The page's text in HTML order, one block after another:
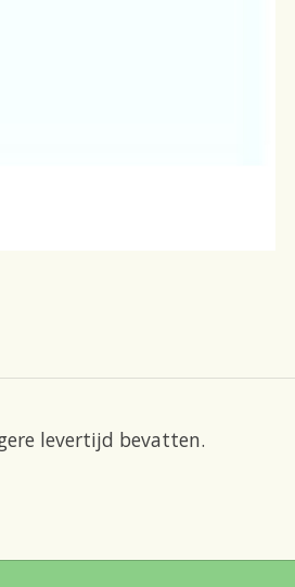
levertijd bevatten.